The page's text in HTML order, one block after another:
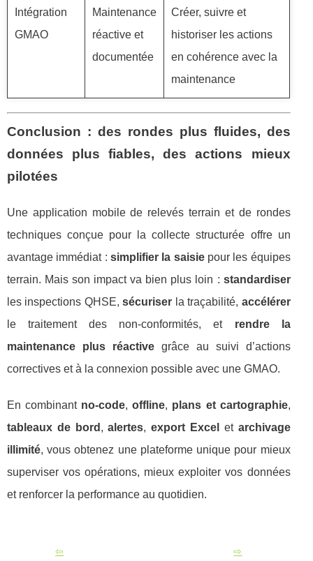
Intégration
GMAO
Maintenance
réactive et
documentée
Créer, suivre et
historiser les actions
en cohérence avec la
maintenance
Conclusion : des rondes plus fluides, des
données plus fiables, des actions mieux
pilotées
Une application mobile de relevés terrain et de rondes
techniques conçue pour la collecte structurée offre un
avantage immédiat : simplifier la saisiepour les équipes
terrain. Mais son impact va bien plus loin : standardiser
les inspections QHSE,sécuriser la traçabilité, accélérer
le traitement des non-conformités, et rendre la
maintenance plus réactivegrâce au suivi d’actions
correctives et à la connexion possible avec une GMAO.
En combinant no-code,offline, plans et cartographie,
tableaux de bord ,alertes,export Excel et archivage
illimité, vous obtenez une plateforme unique pour mieux
superviser vos opérations, mieux exploiter vos données
et renforcer la performance au quotidien.